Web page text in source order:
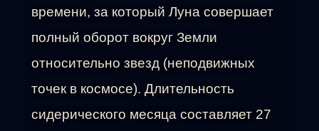
времени, за который Луна совершает
полный оборот вокруг Земли
относительно звезд (неподвижных
точек в космосе). Длительность
сидерического месяца составляет 27